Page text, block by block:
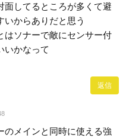
面してるところが多くて避
いからありだと思う
はソナーで敵にセンサー付
いかなって
返信
のメインと同時に使える強